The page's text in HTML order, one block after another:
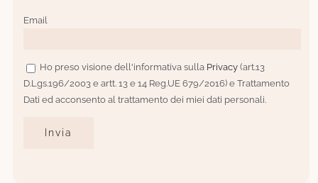
Email
Ho preso visione dell'informativa sulla Privacy (art.13
D.Lgs.196/2003 e artt. 13 e 14 Reg.UE 679/2016) e Trattamento
Dati ed acconsento al trattamento dei miei dati personali.